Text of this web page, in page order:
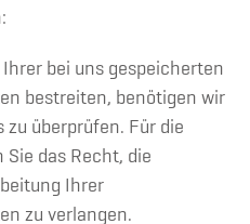
bei uns gespeicherten
bestreiten, benötigen wir
zu überprüfen. Für die
Sie das Recht, die
Ihrer
zu verlangen.